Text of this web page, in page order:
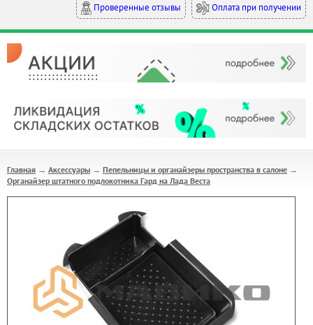
Проверенные отзывы
Оплата при получении
Главная → Аксессуары → Пепельницы и органайзеры пространства в салоне →
Органайзер штатного подлокотника Гард на Лада Веста